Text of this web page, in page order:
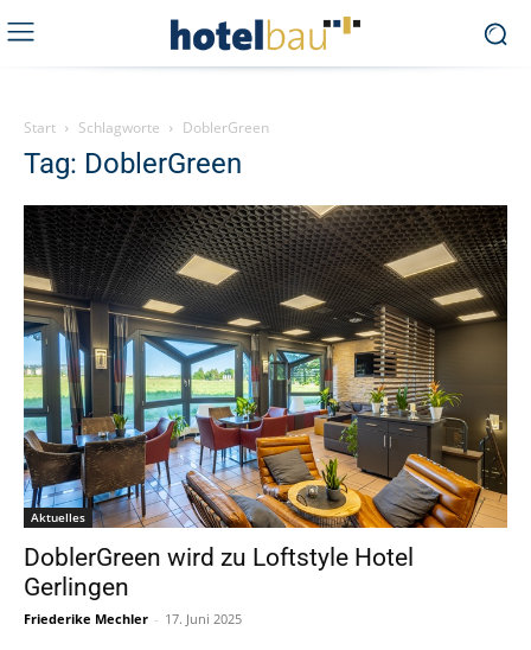
Start Schlagworte DoblerGreen
Tag: DoblerGreen
Aktuelles
DoblerGreen wird zu Loftstyle Hotel
Gerlingen
Friederike Mechler - 17. Juni 2025